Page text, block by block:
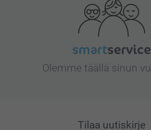
Olemme täällä sinun
Tilaa uutiskirje